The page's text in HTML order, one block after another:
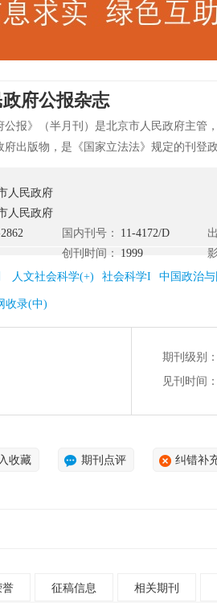
府公报杂志
公报》（半月刊）是北京市人民政府主管
府出版物，是《国家立法法》规定的刊登
人民政府
人民政府
国内刊号： 11-4172/D
创刊时间： 1999
人文社会科学(+) 社会科学I 中国政治
收录(中)
期刊级别：
见刊时间：
收藏 期刊点评 纠错补
誉 征稿信息 相关期刊